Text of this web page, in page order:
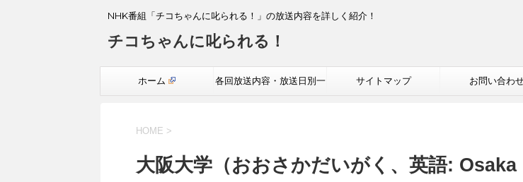
NHK番組「チコちゃんに叱られる！」の放送内容を詳しく紹介！
チコちゃんに叱られる！
ホーム 各回放送内容・放送日別一 サイトマップ お問い合わ
HOME >
大阪大学（おおさかだいがく、英語: Osaka